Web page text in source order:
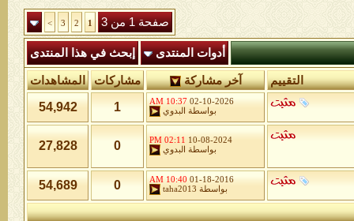
صفحة 1 من 3 1
2
3
>
أدوات المنتدى إبحث في هذا المنتدى
التقييم آخر مشاركة مشاركات المشاهدات
02-10-2026
10:37 AM
بواسطة
البدوي 1
54,942
10-08-2024
02:11 PM
بواسطة
البدوي 0
27,828
01-18-2016
10:40 AM
بواسطة taha2013
0
54,689